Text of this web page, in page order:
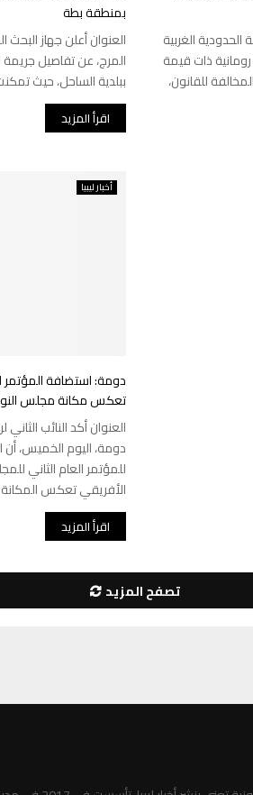
بمنطقة بطة
العنوان أعلن جهاز البحث
المرج، عن تفاصيل
ببلدية الساحل، حيث
اقرأ المزيد
الغربية
رومانية ذات قيمة
للقانون،
أخبار ليبيا
دومة: استضافة المؤتمر
تعكس مكانة مجلس
العنوان أكد النائب
دومة، اليوم الخميس،
للمؤتمر العام الثاني
الأفريقي تعكس المكانة
اقرأ المزيد
تصفح المزيد